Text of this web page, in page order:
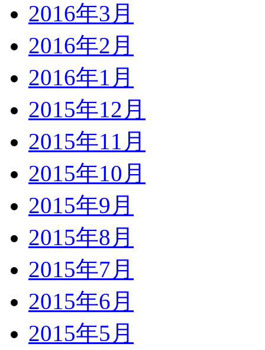
2016年3月
2016年2月
2016年1月
2015年12月
2015年11月
2015年10月
2015年9月
2015年8月
2015年7月
2015年6月
2015年5月